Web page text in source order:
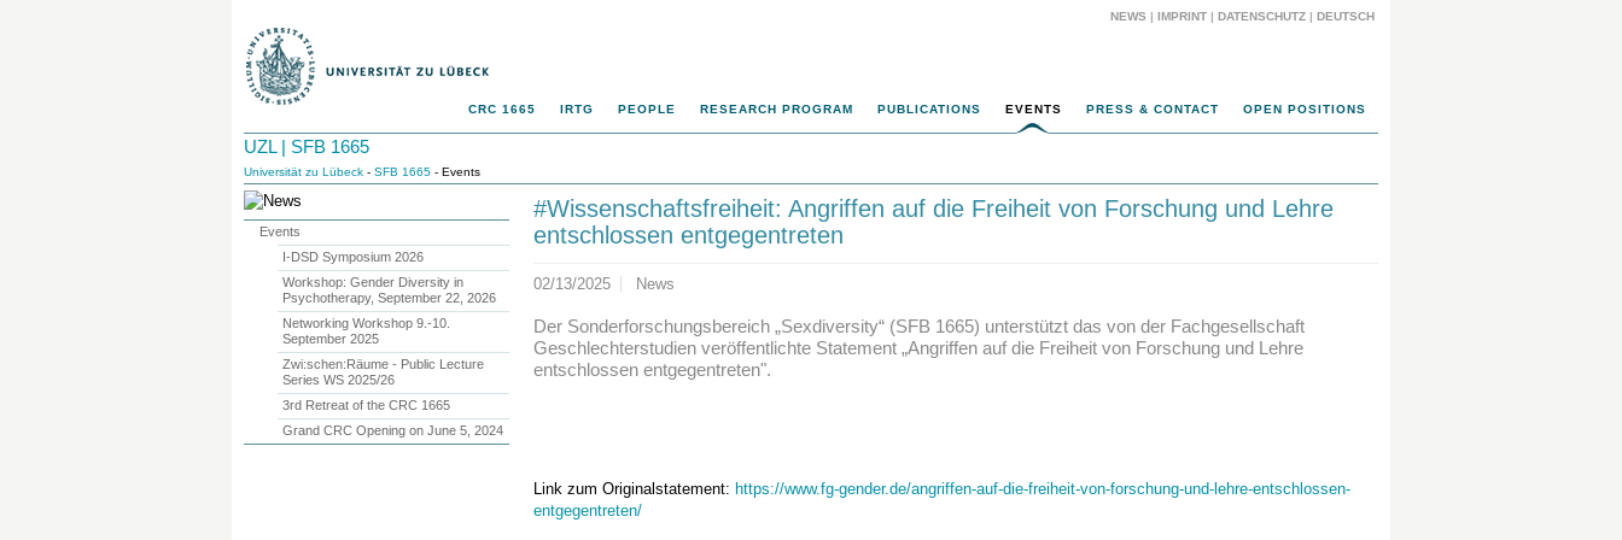
NEWS | IMPRINT | DATENSCHUTZ | DEUTSCH
CRC 1665 IRTG PEOPLE RESEARCH PROGRAM PUBLICATIONS EVENTS PRESS & CONTACT OPEN POSITIONS
UZL | SFB 1665
Universität zu Lübeck - SFB 1665 - Events
#Wissenschaftsfreiheit: Angriffen auf die Freiheit von Forschung und Lehre
entschlossen entgegentreten
02/13/2025 News
Der Sonderforschungsbereich „Sexdiversity“ (SFB 1665) unterstützt das von der Fachgesellschaft
Geschlechterstudien veröffentlichte Statement „Angriffen auf die Freiheit von Forschung und Lehre
entschlossen entgegentreten".
Link zum Originalstatement: https://www.fg-gender.de/angriffen-auf-die-freiheit-von-forschung-und-lehre-entschlossen-
entgegentreten/
Events
I-DSD Symposium 2026
Workshop: Gender Diversity in
Psychotherapy, September 22, 2026
Networking Workshop 9.-10.
September 2025
Zwi:schen:Räume - Public Lecture
Series WS 2025/26
3rd Retreat of the CRC 1665
Grand CRC Opening on June 5, 2024